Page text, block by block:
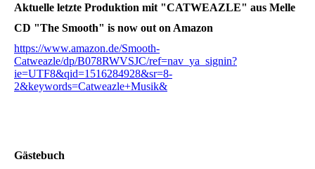
Aktuelle letzte Produktion mit "CATWEAZLE" aus Melle
CD "The Smooth" is now out on Amazon
https://www.amazon.de/Smooth-
Catweazle/dp/B078RWVSJC/ref=nav_ya_signin?
ie=UTF8&qid=1516284928&sr=8-
2&keywords=Catweazle+Musik&
Gästebuch